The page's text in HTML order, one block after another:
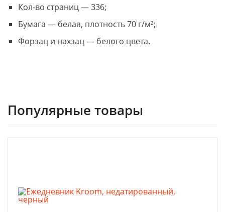
Кол-во страниц — 336;
Бумага — белая, плотность 70 г/м²;
Форзац и нахзац — белого цвета.
Популярные товары